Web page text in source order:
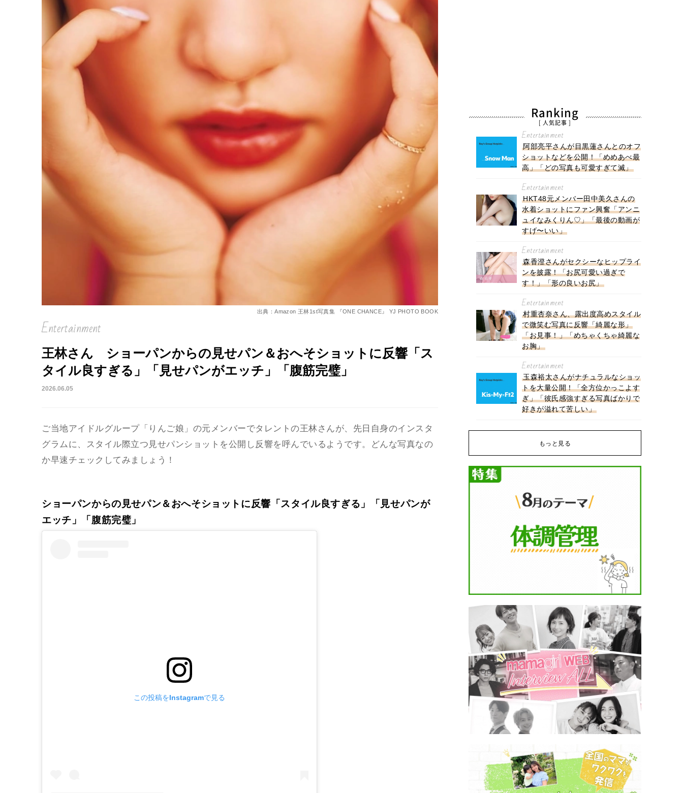
出典：Amazon 王林1st写真集 『ONE CHANCE』 YJ PHOTO BOOK
Entertainment
王林さん ショーパンからの見せパン＆おへそショットに反響「ス
タイル良すぎる」「見せパンがエッチ」「腹筋完璧」
2026.06.05
ご当地アイドルグループ「りんご娘」の元メンバーでタレントの王林さんが、先日自身のインスタ
グラムに、スタイル際立つ見せパンショットを公開し反響を呼んでいるようです。どんな写真なの
か早速チェックしてみましょう！
ショーパンからの見せパン＆おへそショットに反響「スタイル良すぎる」「見せパンが
エッチ」「腹筋完璧」
この投稿をInstagramで見る
Ranking
[ 人気記事 ]
Entertainment
阿部亮平さんが目黒蓮さんとのオフ
ショットなどを公開！「めめあべ最
高」「どの写真も可愛すぎて滅」
Entertainment
HKT48元メンバー田中美久さんの
水着ショットにファン興奮「アンニ
ュイなみくりん♡」「最後の動画が
すげ〜いい」
Entertainment
森香澄さんがセクシーなヒップライ
ンを披露！「お尻可愛い過ぎで
す！」「形の良いお尻」
Entertainment
村重杏奈さん、露出度高めスタイル
で微笑む写真に反響「綺麗な形」
「お見事！」「めちゃくちゃ綺麗な
お胸」
Entertainment
玉森裕太さんがナチュラルなショッ
トを大量公開！「全方位かっこよす
ぎ」「彼氏感強すぎる写真ばかりで
好きが溢れて苦しい」
もっと見る